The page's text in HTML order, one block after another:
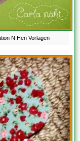
N Hen Vorlagen